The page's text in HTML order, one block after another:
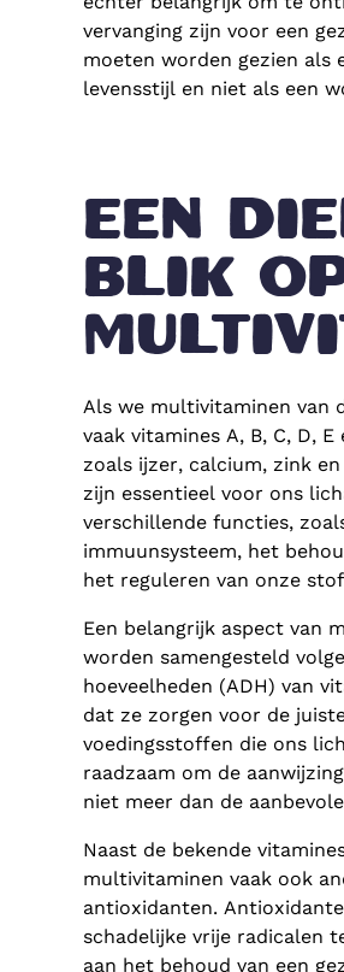
vervanging zijn voor een
moeten worden gezien als
levensstijl en niet als een
EEN
BLIK
Als we multivitaminen van
vaak vitamines A, B, C, D,
zoals ijzer, calcium, zink
zijn essentieel voor ons
verschillende functies,
immuunsysteem, het
het reguleren van onze
Een belangrijk aspect van
worden samengesteld
hoeveelheden (ADH) van
dat ze zorgen voor de
voedingsstoffen die ons
raadzaam om de
niet meer dan de
Naast de bekende
multivitaminen vaak ook
antioxidanten.
schadelijke vrije radicalen
aan het behoud van een